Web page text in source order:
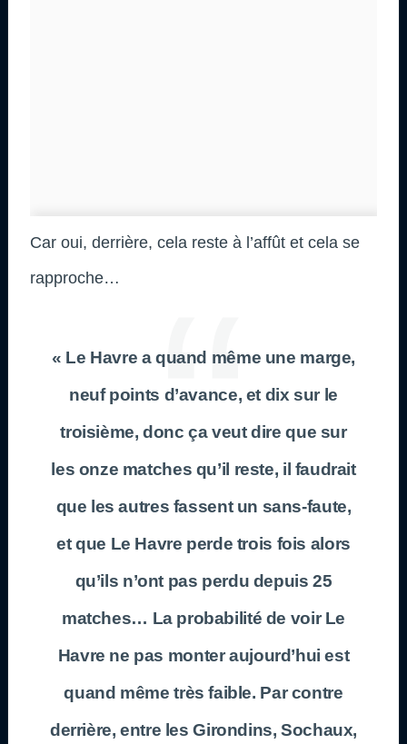
Car oui, derrière, cela reste à l’affût et cela se
rapproche…
« Le Havre a quand même une marge,
neuf points d’avance, et dix sur le
troisième, donc ça veut dire que sur
les onze matches qu’il reste, il faudrait
que les autres fassent un sans-faute,
et que Le Havre perde trois fois alors
qu’ils n’ont pas perdu depuis 25
matches… La probabilité de voir Le
Havre ne pas monter aujourd’hui est
quand même très faible. Par contre
derrière, entre les Girondins, Sochaux,